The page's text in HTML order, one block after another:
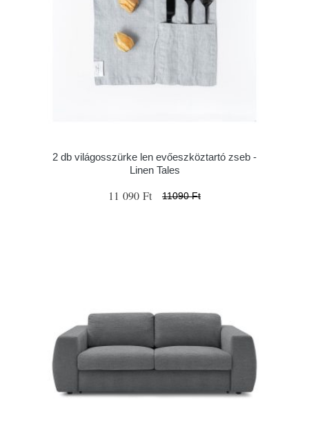
2 db világosszürke len evőeszköztartó zseb -
Linen Tales
11 090 Ft 11090 Ft